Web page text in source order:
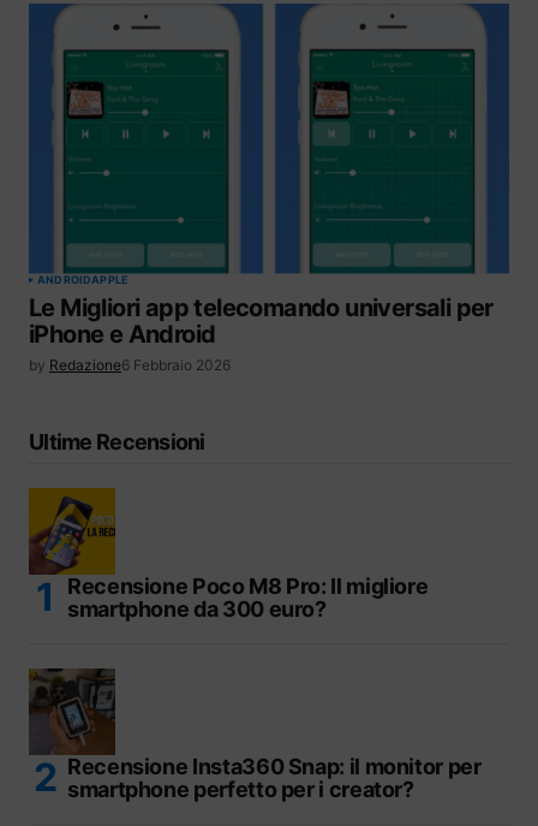
ANDROIDAPPLE
Le Migliori app telecomando universali per
iPhone e Android
by Redazione6 Febbraio 2026
Ultime Recensioni
Recensione Poco M8 Pro: Il migliore
smartphone da 300 euro?
Recensione Insta360 Snap: il monitor per
smartphone perfetto per i creator?